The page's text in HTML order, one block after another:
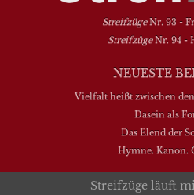
StreifzügeNr. 93 -
StreifzügeNr. 94 -
NEUESTE
Vielfalt heißt zwischen
Dasein als
Das Elend der
Hymne. Kanon.
Streifzüge läuft